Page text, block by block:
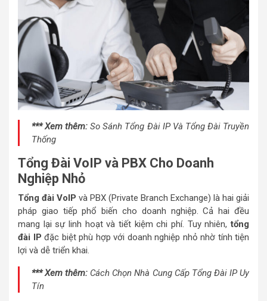
*** Xem thêm: So Sánh Tổng Đài IP Và Tổng Đài Truyền
Thống
Tổng Đài VoIP và PBX Cho Doanh
Nghiệp Nhỏ
Tổng đài VoIP và PBX (Private Branch Exchange) là hai giải
pháp giao tiếp phổ biến cho doanh nghiệp. Cả hai đều
mang lại sự linh hoạt và tiết kiệm chi phí. Tuy nhiên,tổng
đài IP đặc biệt phù hợp với doanh nghiệp nhỏ nhờ tính tiện
lợi và dễ triển khai.
*** Xem thêm: Cách Chọn Nhà Cung Cấp Tổng Đài IP Uy
Tín